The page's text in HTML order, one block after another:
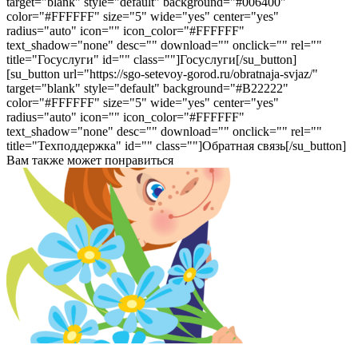
color="#FFFFFF" size="5" wide="yes" center="yes"
radius="auto" icon="" icon_color="#FFFFFF"
text_shadow="none" desc="" download="" onclick="" rel=""
title="Госуслуги" id="" class=""]Госуслуги[/su_button]
[su_button url="https://sgo-setevoy-gorod.ru/obratnaja-svjaz/"
target="blank" style="default" background="#B22222"
color="#FFFFFF" size="5" wide="yes" center="yes"
radius="auto" icon="" icon_color="#FFFFFF"
text_shadow="none" desc="" download="" onclick="" rel=""
title="Техподдержка" id="" class=""]Обратная связь[/su_button]
Вам также может понравиться